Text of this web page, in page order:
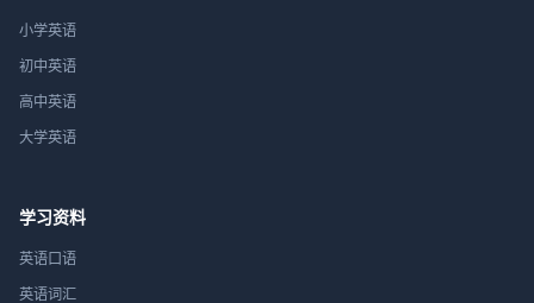
小学英语
初中英语
高中英语
大学英语
学习资料
英语口语
英语词汇